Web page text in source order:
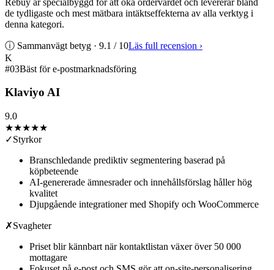
de tydligaste och mest mätbara intäktseffekterna av alla verktyg i
denna kategori.
ⓘ Sammanvägt betyg · 9.1 / 10Läs full recension ›
K
#03Bäst för e-postmarknadsföring
Klaviyo AI
9.0
★★★★★
✓Styrkor
Branschledande prediktiv segmentering baserad på
köpbeteende
AI-genererade ämnesrader och innehållsförslag håller hög
kvalitet
Djupgående integrationer med Shopify och WooCommerce
✗Svagheter
Priset blir kännbart när kontaktlistan växer över 50 000
mottagare